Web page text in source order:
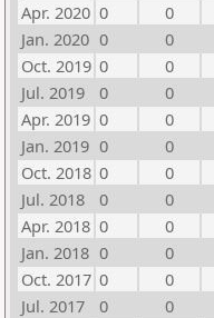
Apr. 2020 0 0
Jan. 2020 0 0
Oct. 2019 0 0
Jul. 2019
0 0
Apr. 2019 0 0
Jan. 2019 0 0
Oct. 2018 0 0
Jul. 2018
0 0
Apr. 2018 0 0
Jan. 2018 0 0
Oct. 2017 0 0
Jul. 2017
0 0